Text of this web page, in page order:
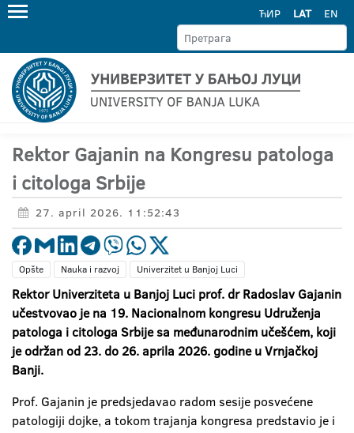
ЋИР LAT EN
Rektor Gajanin na Kongresu patologa
i citologa Srbije
27. april 2026. 11:52:43
Opšte Nauka i razvoj Univerzitet u Banjoj Luci
Rektor Univerziteta u Banjoj Luci prof. dr Radoslav Gajanin
učestvovao je na 19. Nacionalnom kongresu Udruženja
patologa i citologa Srbije sa međunarodnim učešćem, koji
je održan od 23. do 26. aprila 2026. godine u Vrnjačkoj
Banji.
Prof. Gajanin je predsjedavao radom sesije posvećene
patologiji dojke, a tokom trajanja kongresa predstavio je i